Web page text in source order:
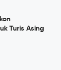
Turis Asing